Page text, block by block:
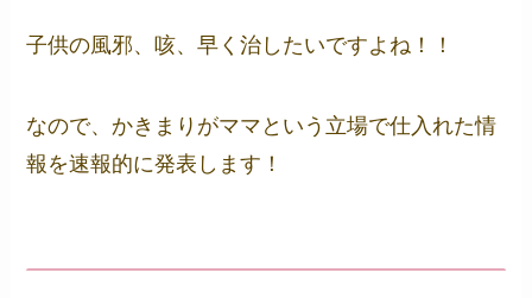
子供の風邪、咳、早く治したいですよね！！
なので、かきまりがママという立場で仕入れた情
報を速報的に発表します！